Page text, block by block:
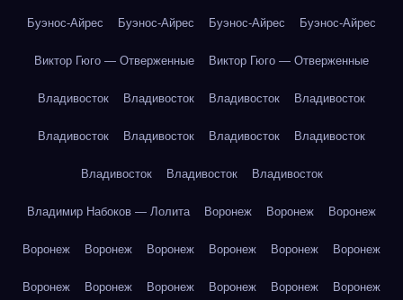
Буэнос-Айрес Буэнос-Айрес Буэнос-Айрес Буэнос-Айрес
Виктор Гюго — Отверженные Виктор Гюго — Отверженные
Владивосток Владивосток Владивосток Владивосток
Владивосток Владивосток Владивосток Владивосток
Владивосток Владивосток Владивосток
Владимир Набоков — Лолита Воронеж Воронеж Воронеж
Воронеж Воронеж Воронеж Воронеж Воронеж Воронеж
Воронеж Воронеж Воронеж Воронеж Воронеж Воронеж